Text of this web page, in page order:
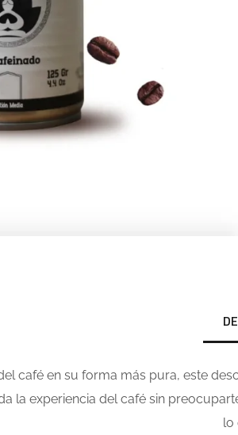
café en su forma más pura, este
la experiencia del café sin
lo